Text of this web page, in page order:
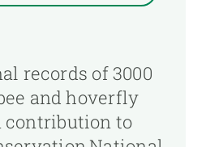
records of 3000
and hoverfly
contribution to